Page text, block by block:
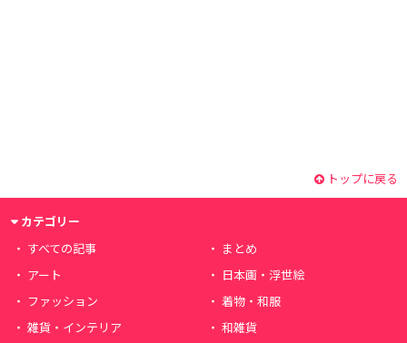
トップに戻る
カテゴリー
すべての記事
まとめ
アート
日本画・浮世絵
ファッション
着物・和服
雑貨・インテリア
和雑貨